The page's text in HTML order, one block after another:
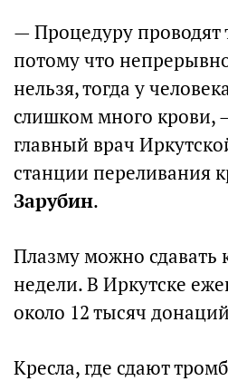
— Процедуру проводят
потому что
нельзя, тогда у
слишком много крови,
главный врач
станции переливания
Зарубин.
Плазму можно сдавать
недели. В Иркутске
около 12 тысяч
Кресла, где сдают